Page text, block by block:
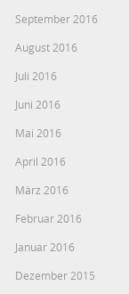
September 2016
August 2016
Juli 2016
Juni 2016
Mai 2016
April 2016
März 2016
Februar 2016
Januar 2016
Dezember 2015